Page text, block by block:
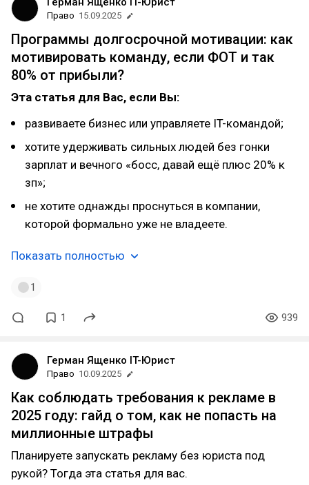
Право 15.09.2025
Программы долгосрочной мотивации: как
мотивировать команду, если ФОТ и так
80% от прибыли?
Эта статья для Вас, если Вы:
развиваете бизнес или управляете IT-командой;
хотите удерживать сильных людей без гонки
зарплат и вечного «босс, давай ещё плюс 20% к
зп»;
не хотите однажды проснуться в компании,
которой формально уже не владеете.
Показать полностью
1
1 939
Герман Ященко IT-Юрист
Право 10.09.2025
Как соблюдать требования к рекламе в
2025 году: гайд о том, как не попасть на
миллионные штрафы
Планируете запускать рекламу без юриста под
рукой? Тогда эта статья для вас.